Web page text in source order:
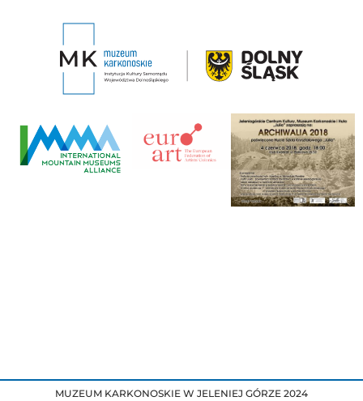
MUZEUM KARKONOSKIE W JELENIEJ GÓRZE 2024